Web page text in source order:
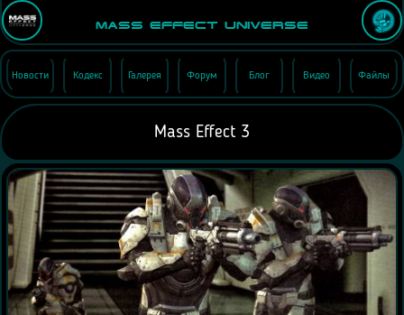
Mass Effect Universe
Новости Кодекс Галерея Форум Блог Видео Файлы
Mass Effect 3